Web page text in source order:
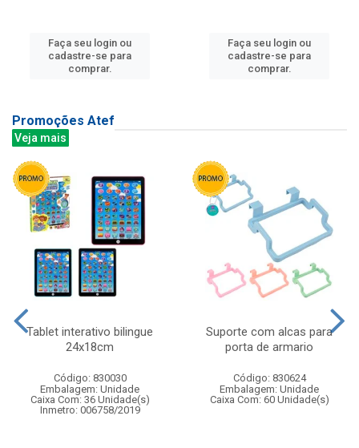
Faça seu login ou
cadastre-se para
comprar.
Faça seu login ou
cadastre-se para
comprar.
Promoções Atef
Veja mais
Tablet interativo bilingue
24x18cm
Código: 830030
Embalagem: Unidade
Caixa Com: 36 Unidade(s)
Inmetro: 006758/2019
Suporte com alcas para
porta de armario
Código: 830624
Embalagem: Unidade
Caixa Com: 60 Unidade(s)